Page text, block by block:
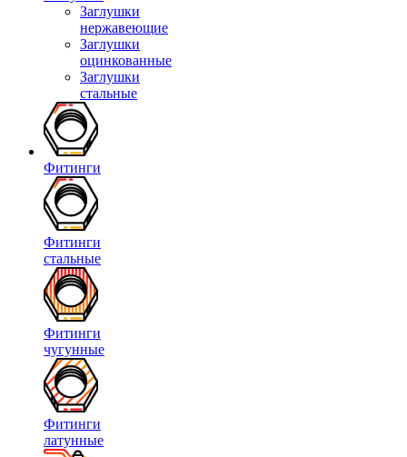
Заглушки
нержавеющие
Заглушки
оцинкованные
Заглушки
стальные
Фитинги
Фитинги
стальные
Фитинги
чугунные
Фитинги
латунные